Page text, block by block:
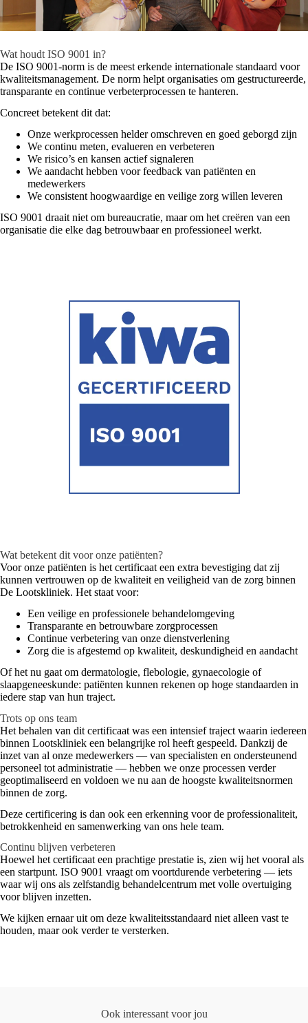
Wat houdt ISO 9001 in?
De ISO 9001-norm is de meest erkende internationale standaard voor
kwaliteitsmanagement. De norm helpt organisaties om gestructureerde,
transparante en continue verbeterprocessen te hanteren.
Concreet betekent dit dat:
Onze werkprocessen helder omschreven en goed geborgd zijn
We continu meten, evalueren en verbeteren
We risico’s en kansen actief signaleren
We aandacht hebben voor feedback van patiënten en
medewerkers
We consistent hoogwaardige en veilige zorg willen leveren
ISO 9001 draait niet om bureaucratie, maar om het creëren van een
organisatie die elke dag betrouwbaar en professioneel werkt.
Wat betekent dit voor onze patiënten?
Voor onze patiënten is het certificaat een extra bevestiging dat zij
kunnen vertrouwen op de kwaliteit en veiligheid van de zorg binnen
De Lootskliniek. Het staat voor:
Een veilige en professionele behandelomgeving
Transparante en betrouwbare zorgprocessen
Continue verbetering van onze dienstverlening
Zorg die is afgestemd op kwaliteit, deskundigheid en aandacht
Of het nu gaat om dermatologie, flebologie, gynaecologie of
slaapgeneeskunde: patiënten kunnen rekenen op hoge standaarden in
iedere stap van hun traject.
Trots op ons team
Het behalen van dit certificaat was een intensief traject waarin iedereen
binnen Lootskliniek een belangrijke rol heeft gespeeld. Dankzij de
inzet van al onze medewerkers — van specialisten en ondersteunend
personeel tot administratie — hebben we onze processen verder
geoptimaliseerd en voldoen we nu aan de hoogste kwaliteitsnormen
binnen de zorg.
Deze certificering is dan ook een erkenning voor de professionaliteit,
betrokkenheid en samenwerking van ons hele team.
Continu blijven verbeteren
Hoewel het certificaat een prachtige prestatie is, zien wij het vooral als
een startpunt. ISO 9001 vraagt om voortdurende verbetering — iets
waar wij ons als zelfstandig behandelcentrum met volle overtuiging
voor blijven inzetten.
We kijken ernaar uit om deze kwaliteitsstandaard niet alleen vast te
houden, maar ook verder te versterken.
Ook interessant voor jou